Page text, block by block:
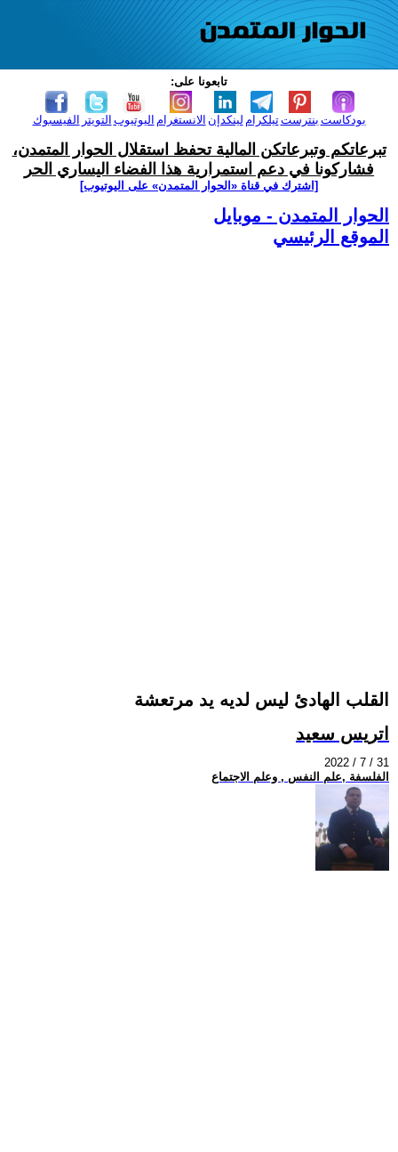
تابعونا على:
الفيسبوك التويتر اليوتيوب الانستغرام لينكدإن تيلكرامبنترست بودكاست
تبرعاتكم وتبرعاتكن المالية تحفظ استقلال الحوار المتمدن،
فشاركونا في دعم استمرارية هذا الفضاء اليساري الحر
[اشترك في قناة ‫«الحوار المتمدن» على اليوتيوب]
الحوار المتمدن - موبايل
الموقع الرئيسي
القلب الهادئ ليس لديه يد مرتعشة
اتريس سعيد
2022 / 7 / 31
الفلسفة ,علم النفس , وعلم الاجتماع